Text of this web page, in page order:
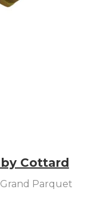
Cottard
Parquet